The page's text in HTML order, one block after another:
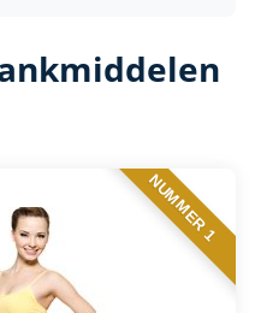
NUMMER 1